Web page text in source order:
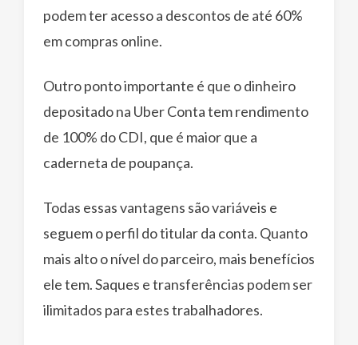
podem ter acesso a descontos de até 60%
em compras online.
Outro ponto importante é que o dinheiro
depositado na Uber Conta tem rendimento
de 100% do CDI, que é maior que a
caderneta de poupança.
Todas essas vantagens são variáveis e
seguem o perfil do titular da conta. Quanto
mais alto o nível do parceiro, mais benefícios
ele tem. Saques e transferências podem ser
ilimitados para estes trabalhadores.